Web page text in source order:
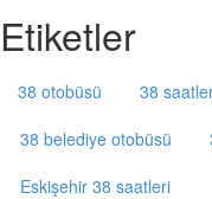
Etiketler
38 otobüsü 38
38 belediye otobüsü
Eskişehir 38 saatleri